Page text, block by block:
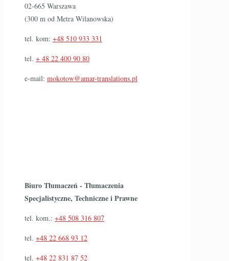
02-665 Warszawa
(300 m od Metra Wilanowska)
tel. kom: +48 510 933 331
tel. + 48 22 400 90 80
e-mail: mokotow@amar-translations.pl
Biuro Tłumaczeń - Tłumaczenia
Specjalistyczne, Techniczne i Prawne
tel. kom.: +48 508 316 807
tel. +48 22 668 93 12
tel. +48 22 831 87 52